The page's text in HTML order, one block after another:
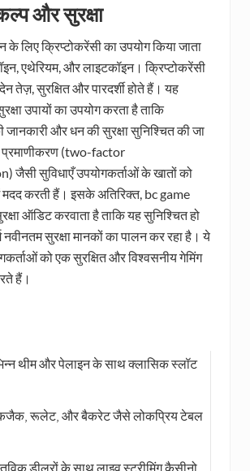
और सुरक्षा
के लिए क्रिप्टोकरेंसी का उपयोग किया जाता
एथेरियम, और लाइटकॉइन। क्रिप्टोकरेंसी
तेज़, सुरक्षित और पारदर्शी होते हैं। यह
उपायों का उपयोग करता है ताकि
जानकारी और धन की सुरक्षा सुनिश्चित की जा
(two-factor
जैसी सुविधाएँ उपयोगकर्ताओं के खातों को
करती हैं। इसके अतिरिक्त, bc game
ऑडिट करवाता है ताकि यह सुनिश्चित हो
सुरक्षा मानकों का पालन कर रहा है। ये
को एक सुरक्षित और विश्वसनीय गेमिंग
हैं।
थीम और पेलाइन के साथ क्लासिक स्लॉट
रूलेट, और बैकरेट जैसे लोकप्रिय टेबल